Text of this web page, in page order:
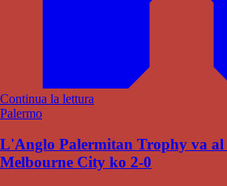
Continua la lettura
Palermo
L'Anglo Palermitan Trophy va al
Melbourne City ko 2-0